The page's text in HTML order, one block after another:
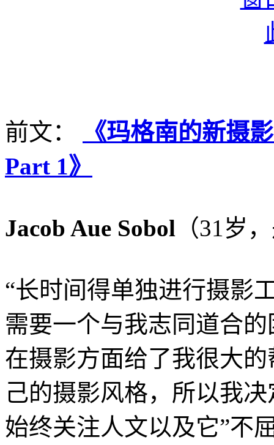
前文：
《玛格南的新摄
Part 1》
Jacob Aue Sobol （31岁
“长时间得单独进行摄影
需要一个与我志同道合
在摄影方面给了我很大
己的摄影风格，所以我
始终关注人文以及它”不